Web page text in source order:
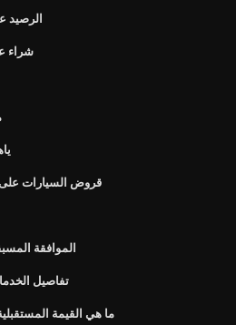
الرصيد
شراء
قروض السيارات على
الموافقة
تفاصيل
ما هي القيمة المستقبلية